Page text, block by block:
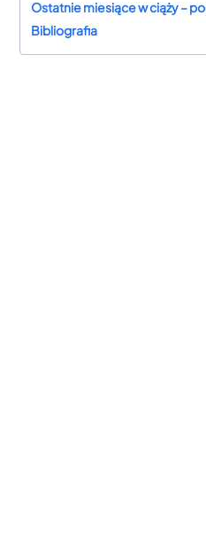
Ostatnie miesiące w ciąży –
Bibliografia